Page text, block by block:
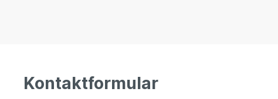
Kontaktformular